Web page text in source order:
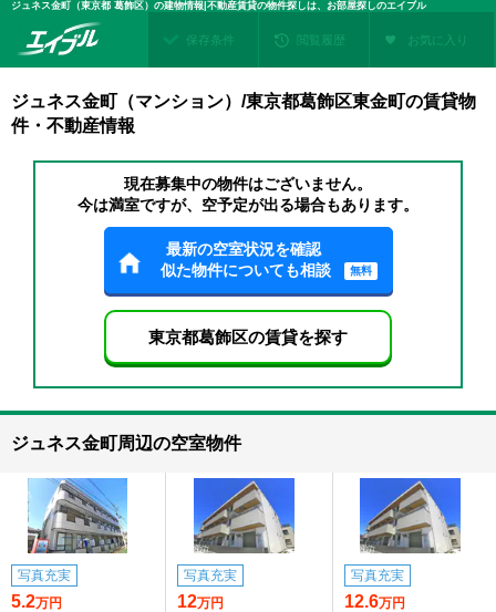
ジュネス金町（東京都 葛飾区）の建物情報|不動産賃貸の物件探しは、お部屋探しのエイブル
保存条件 閲覧履歴 お気に入り
ジュネス金町（マンション）/東京都葛飾区東金町の賃貸物
件・不動産情報
現在募集中の物件はございません。
今は満室ですが、空予定が出る場合もあります。
最新の空室状況を確認
似た物件についても相談
無料
東京都葛飾区の賃貸を探す
ジュネス金町周辺の空室物件
写真充実
5.2万円
写真充実
12万円
写真充実
12.6万円